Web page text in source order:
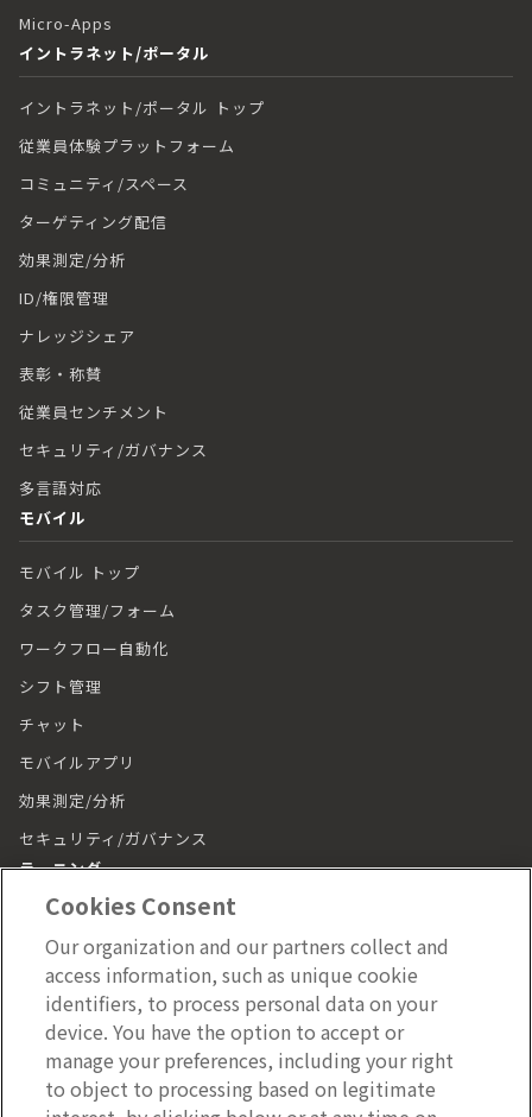
Micro-Apps
イントラネット/ポータル
イントラネット/ポータル トップ
従業員体験プラットフォーム
コミュニティ/スペース
ターゲティング配信
効果測定/分析
ID/権限管理
ナレッジシェア
表彰・称賛
従業員センチメント
セキュリティ/ガバナンス
多言語対応
モバイル
モバイル トップ
タスク管理/フォーム
ワークフロー自動化
シフト管理
チャット
モバイルアプリ
効果測定/分析
セキュリティ/ガバナンス
ラーニング
ラーニング トップ
動画（LumApps Play）
従業員ジャーニー
モバイルアプリ
施設管理
Cookies Consent
Our organization and our partners collect and
access information, such as unique cookie
identifiers, to process personal data on your
device. You have the option to accept or
manage your preferences, including your right
to object to processing based on legitimate